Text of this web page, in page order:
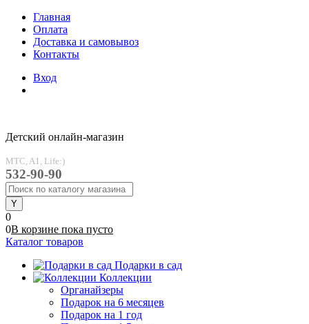
Главная
Оплата
Доставка и самовывоз
Контакты
Вход
Детский онлайн-магазин
MTC, A1, Life:)
532-90-90
0
0В корзине пока пусто
Каталог товаров
Подарки в сад
Коллекции
Органайзеры
Подарок на 6 месяцев
Подарок на 1 год